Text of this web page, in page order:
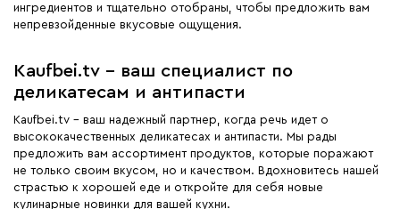
ингредиентов и тщательно отобраны, чтобы предложить вам
непревзойденные вкусовые ощущения.
Kaufbei.tv - ваш специалист по
деликатесам и антипасти
Kaufbei.tv - ваш надежный партнер, когда речь идет о
высококачественных деликатесах и антипасти. Мы рады
предложить вам ассортимент продуктов, которые поражают
не только своим вкусом, но и качеством. Вдохновитесь нашей
страстью к хорошей еде и откройте для себя новые
кулинарные новинки для вашей кухни.